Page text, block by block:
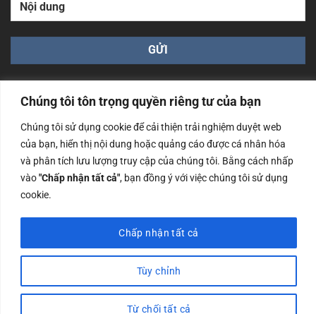
Chúng tôi tôn trọng quyền riêng tư của bạn
Chúng tôi sử dụng cookie để cải thiện trải nghiệm duyệt web
của bạn, hiển thị nội dung hoặc quảng cáo được cá nhân hóa
và phân tích lưu lượng truy cập của chúng tôi. Bằng cách nhấp
vào"Chấp nhận tất cả", bạn đồng ý với việc chúng tôi sử dụng
cookie.
Tùy chỉnh
Từ chối tất cả
Chấp nhận tất cả
Công ty TNHH Nam Bình Xương - Số ĐKKD: 0108783483
cấp ngày 14/06/2019 bởi Sở Kế Hoạch và Đầu Tư Tp. Hà
Nội
Copyrights @2023 Nam Binh Xuong. All Rights Reserved